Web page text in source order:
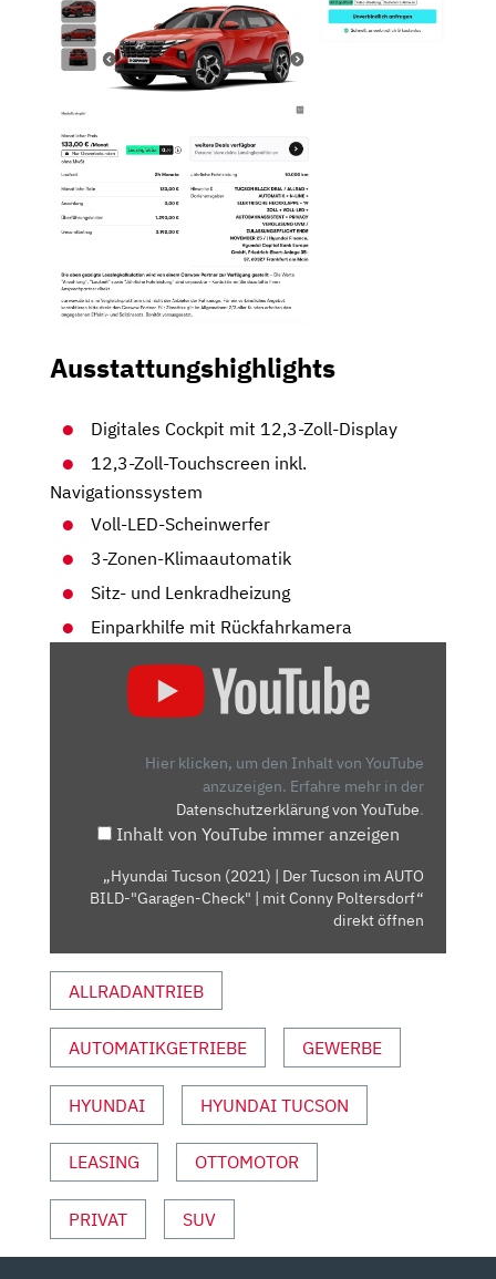
Ausstattungshighlights
Digitales Cockpit mit 12,3-Zoll-Display
12,3-Zoll-Touchscreen inkl.
Navigationssystem
Voll-LED-Scheinwerfer
3-Zonen-Klimaautomatik
Sitz- und Lenkradheizung
Einparkhilfe mit Rückfahrkamera
"GARAGEN-
CHECK"
CONNY
POLTERSDORF“
VON
YOUTUBE
Hier klicken, um den Inhalt von YouTube
anzuzeigen. Erfahre mehr in der
Datenschutzerklärung von YouTube.
Inhalt von YouTube immer anzeigen
„Hyundai Tucson (2021) | Der Tucson im AUTO
BILD-"Garagen-Check" | mit Conny Poltersdorf“
direkt öffnen
ALLRADANTRIEB
AUTOMATIKGETRIEBE GEWERBE
HYUNDAI HYUNDAI TUCSON
LEASING OTTOMOTOR
PRIVAT SUV